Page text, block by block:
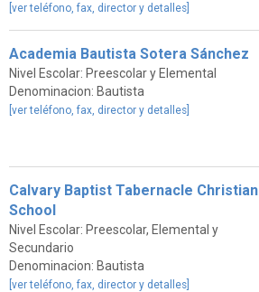
[ver teléfono, fax, director y detalles]
Academia Bautista Sotera Sánchez
Nivel Escolar: Preescolar y Elemental
Denominacion: Bautista
[ver teléfono, fax, director y detalles]
Calvary Baptist Tabernacle Christian
School
Nivel Escolar: Preescolar, Elemental y
Secundario
Denominacion: Bautista
[ver teléfono, fax, director y detalles]